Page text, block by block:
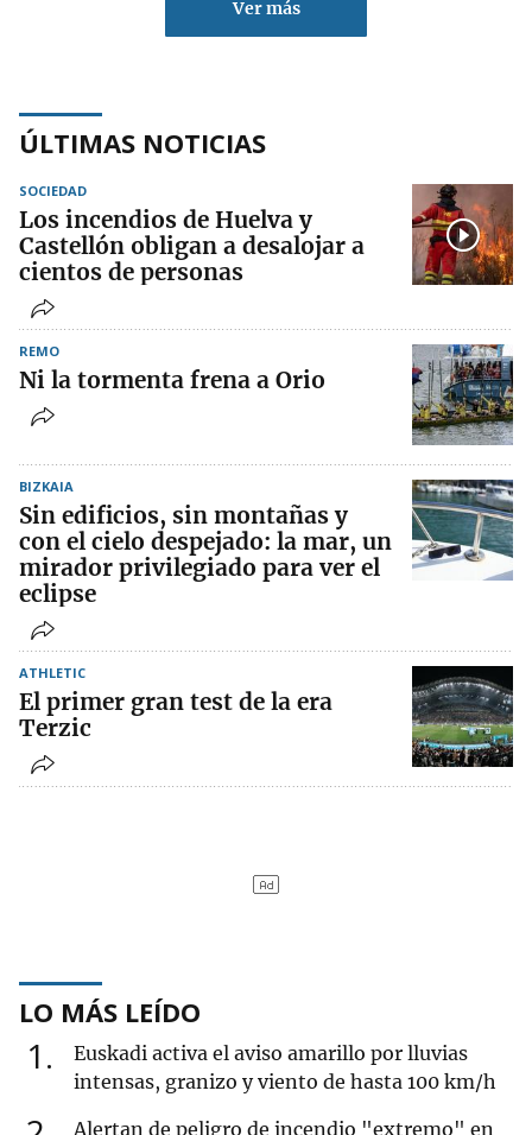
Ver más
ÚLTIMAS NOTICIAS
SOCIEDAD
Los incendios de Huelva y
Castellón obligan a desalojar a
cientos de personas
REMO
Ni la tormenta frena a Orio
BIZKAIA
Sin edificios, sin montañas y
con el cielo despejado: la mar, un
mirador privilegiado para ver el
eclipse
ATHLETIC
El primer gran test de la era
Terzic
LO MÁS LEÍDO
1
Euskadi activa el aviso amarillo por lluvias
intensas, granizo y viento de hasta 100 km/h
Alertan de peligro de incendio "extremo" en